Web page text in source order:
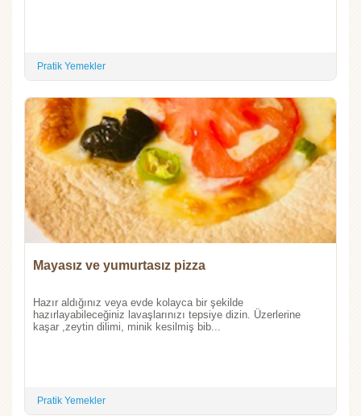
Pratik Yemekler
Mayasız ve yumurtasız pizza
Hazır aldığınız veya evde kolayca bir şekilde
hazırlayabileceğiniz lavaşlarınızı tepsiye dizin. Üzerlerine
kaşar ,zeytin dilimi, minik kesilmiş bib...
Pratik Yemekler